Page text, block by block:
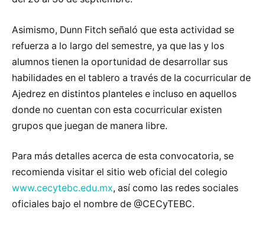
Asimismo, Dunn Fitch señaló que esta actividad se
refuerza a lo largo del semestre, ya que las y los
alumnos tienen la oportunidad de desarrollar sus
habilidades en el tablero a través de la cocurricular de
Ajedrez en distintos planteles e incluso en aquellos
donde no cuentan con esta cocurricular existen
grupos que juegan de manera libre.
Para más detalles acerca de esta convocatoria, se
recomienda visitar el sitio web oficial del colegio
www.cecytebc.edu.mx, así como las redes sociales
oficiales bajo el nombre de @CECyTEBC.